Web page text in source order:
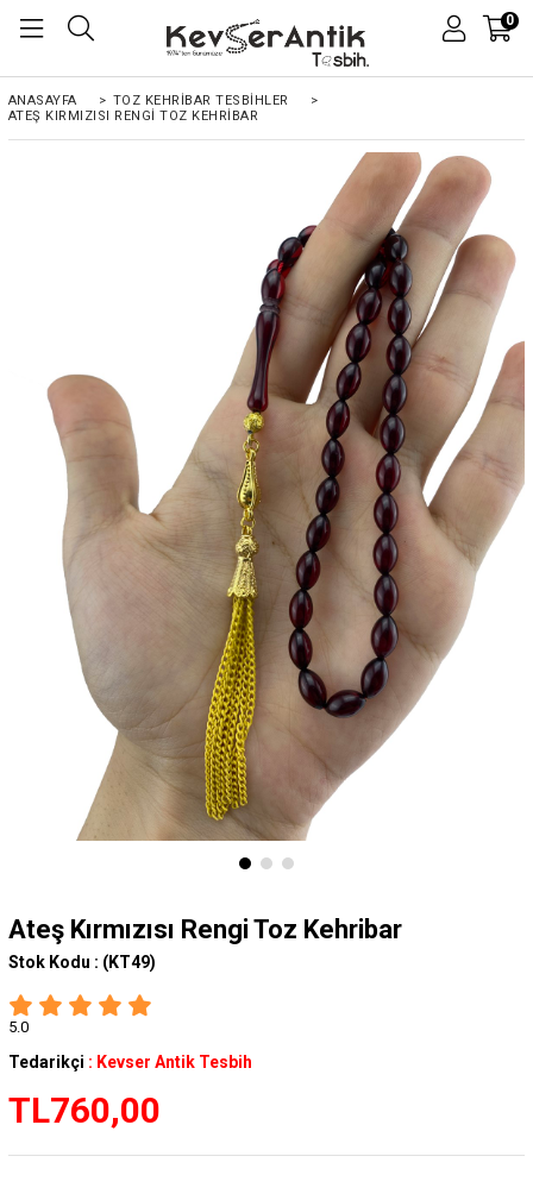
0
ANASAYFA > TOZ KEHRIBAR TESBIHLER
>
ATEŞ KIRMIZISI RENGI TOZ KEHRIBAR
Ateş Kırmızısı Rengi Toz Kehribar
Stok Kodu : (KT49)
5.0
Tedarikçi : Kevser Antik Tesbih
TL760,00